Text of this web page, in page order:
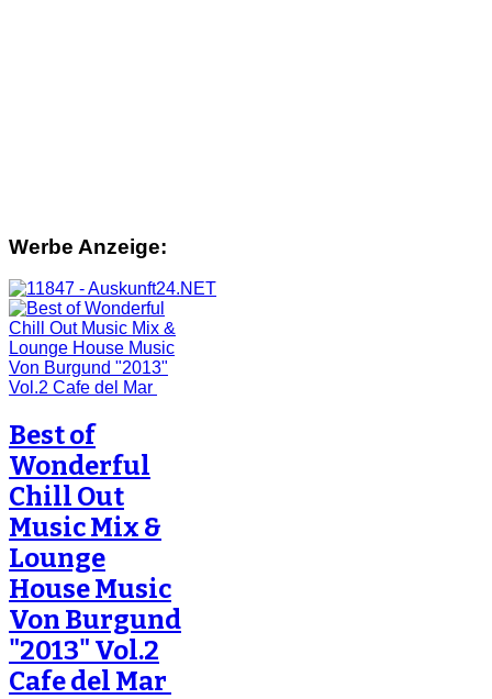
Werbe Anzeige:
Best of
Wonderful
Chill Out
Music Mix &
Lounge
House Music
Von Burgund
"2013" Vol.2
Cafe del Mar